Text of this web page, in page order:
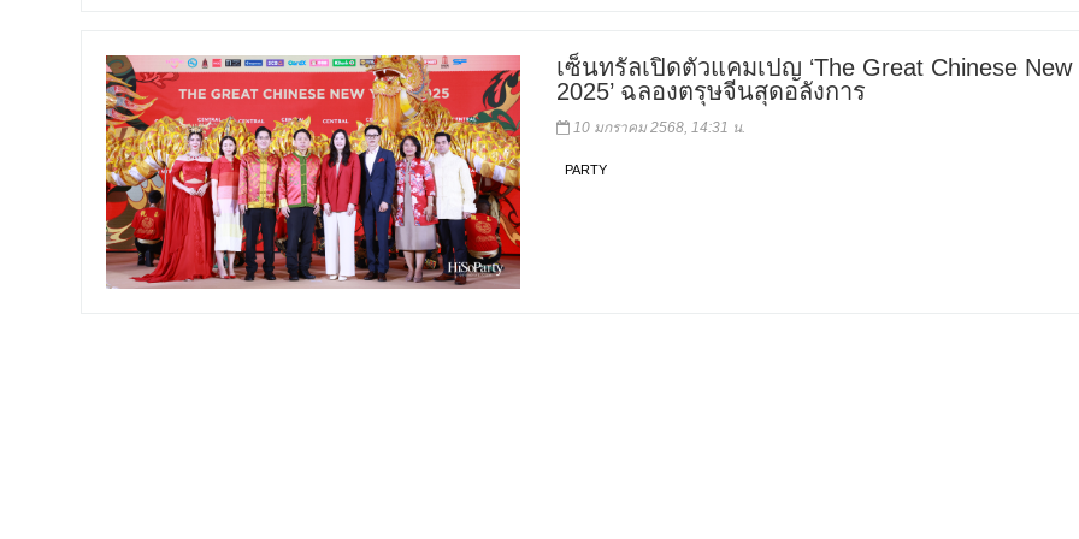
เซ็นทรัลเปิดตัวแคมเปญ ‘The Great Chinese New
2025’ ฉลองตรุษจีนสุดอลังการ
10 มกราคม 2568, 14:31 น.
PARTY